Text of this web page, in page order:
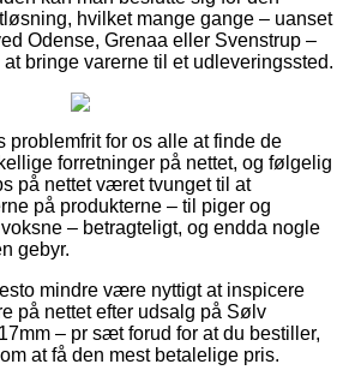
hvilket mange gange – uanset
Odense, Grenaa eller Svenstrup –
bringe varerne til et udleveringssted.
problemfrit for os alle at finde de
forretninger på nettet, og følgelig
på nettet været tvunget til at
på produkterne – til piger og
– betragteligt, og endda nogle
gebyr.
mindre være nyttigt at inspicere
på nettet efter udsalg på Sølv
– pr sæt forud for at du bestiller,
at få den mest betalelige pris.